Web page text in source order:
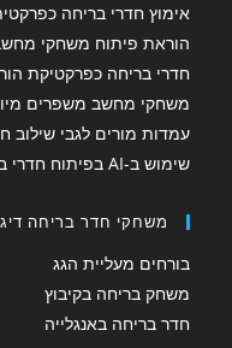
אימוץ חדרי בריחה
הוראת פיתוח משחקי
חדרי בריחה כפרקטיקת
משחקי מחשב משפרים
עמדות מורים לגבי שילוב
שימוש ב-AI בפיתוח חדרי בריחה
משחקי חדר בריחה
בורחים מעליית הגג
משחק בריחה בקיבוץ
חדר בריחה באנגלייה